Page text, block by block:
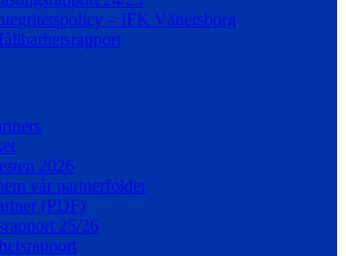
– IFK Vänersborg
2026
vår partnerfolder
(PDF)
25/26